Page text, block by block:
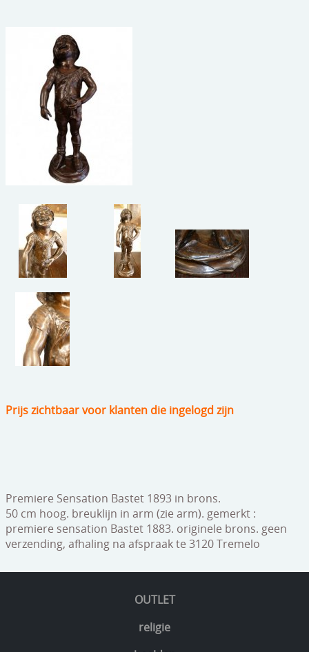
reclamevoorwerpen/merken
curiosa
schilderijen
porselein/aardewerk
juwelen/horloges/brillen
medailles/munten/bankbiljetten
ets/tekening/litho/gravure
glaswerk
lamp/luchter
speelgoed
zilverwerk
klokken
tapijten
OUTLET
religie
Prijs zichtbaar voor klanten die ingelogd zijn
Premiere Sensation Bastet 1893 in brons.
50 cm hoog. breuklijn in arm (zie arm). gemerkt :
premiere sensation Bastet 1883. originele brons. geen
verzending, afhaling na afspraak te 3120 Tremelo